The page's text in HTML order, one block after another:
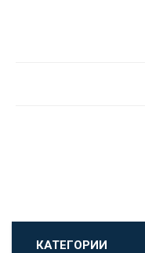
КАТЕГОРИИ